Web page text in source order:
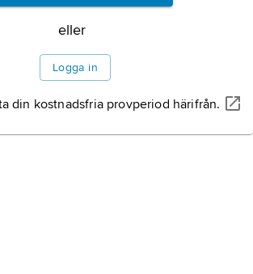
eller
Logga in
din kostnadsfria provperiod härifrån.